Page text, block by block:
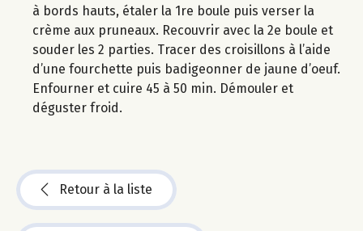
à bords hauts, étaler la 1re boule puis verser la
crème aux pruneaux. Recouvrir avec la 2e boule et
souder les 2 parties. Tracer des croisillons à l’aide
d’une fourchette puis badigeonner de jaune d’oeuf.
Enfourner et cuire 45 à 50 min. Démouler et
déguster froid.
Retour à la liste